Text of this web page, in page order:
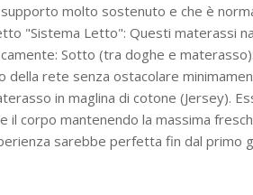
molto sostenuto e che è
"Sistema Letto": Questi materassi
Sotto (tra doghe e
rete senza ostacolare
in maglina di cotone (Jersey).
corpo mantenendo la massima
sarebbe perfetta fin dal primo